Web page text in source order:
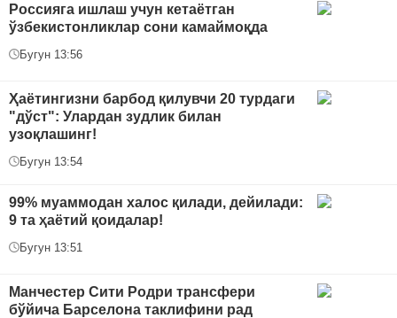
Россияга ишлаш учун кетаётган
ўзбекистонликлар сони камаймоқда
Бугун 13:56
Ҳаётингизни барбод қилувчи 20 турдаги
"дўст": Улардан зудлик билан
узоқлашинг!
Бугун 13:54
99% муаммодан халос қилади, дейилади:
9 та ҳаётий қоидалар!
Бугун 13:51
Манчестер Сити Родри трансфери
бўйича Барселона таклифини рад